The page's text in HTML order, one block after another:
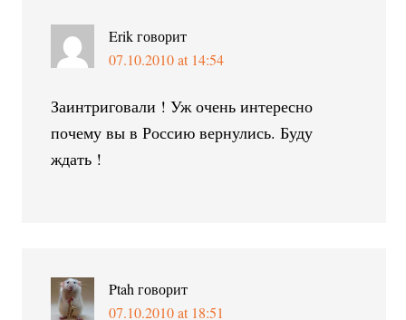
Erik говорит
07.10.2010 at 14:54
Заинтриговали ! Уж очень интересно
почему вы в Россию вернулись. Буду
ждать !
Ptah говорит
07.10.2010 at 18:51